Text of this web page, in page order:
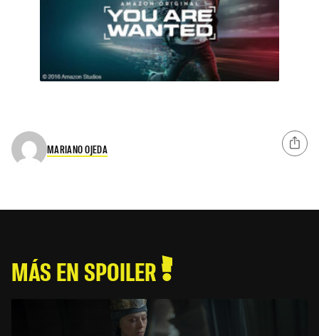
MARIANO OJEDA
MÁS EN SPOILER